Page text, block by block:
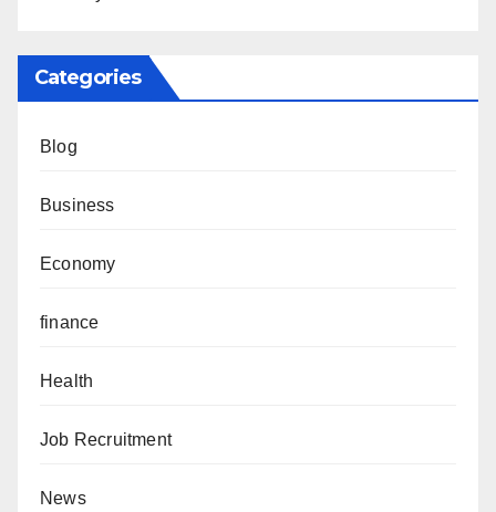
Categories
Blog
Business
Economy
finance
Health
Job Recruitment
News